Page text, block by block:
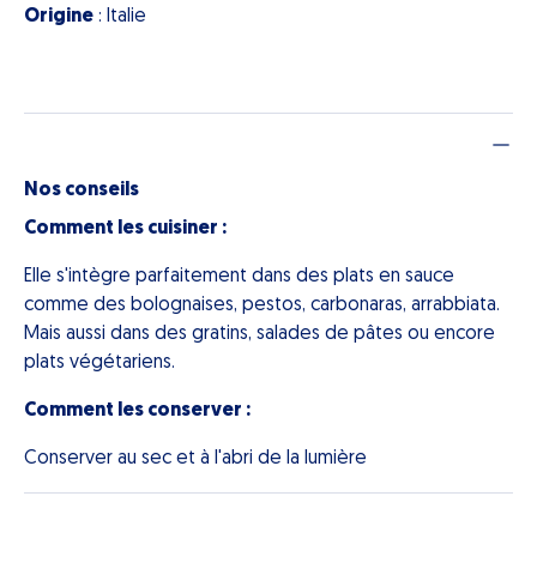
Origine : Italie
Nos conseils
Comment les cuisiner :
Elle s'intègre parfaitement dans des plats en sauce
comme des bolognaises, pestos, carbonaras, arrabbiata.
Mais aussi dans des gratins, salades de pâtes ou encore
plats végétariens.
Comment les conserver :
Conserver au sec et à l'abri de la lumière